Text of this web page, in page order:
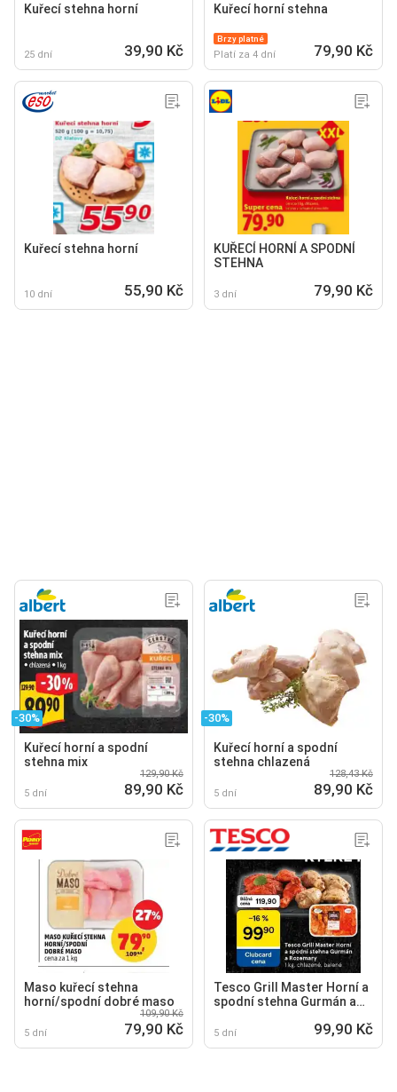
Kuřecí stehna horní
25 dní 39,90 Kč
Kuřecí horní stehna
Brzy platné
Platí za 4 dní 79,90 Kč
Kuřecí stehna horní
10 dní 55,90 Kč
KUŘECÍ HORNÍ A SPODNÍ
STEHNA
3 dní 79,90 Kč
-30%
Kuřecí horní a spodní
stehna mix
5 dní
129,90 Kč
89,90 Kč
-30%
Kuřecí horní a spodní
stehna chlazená
5 dní
128,43 Kč
89,90 Kč
Maso kuřecí stehna
horní/spodní dobré maso
5 dní
109,90 Kč
79,90 Kč
Tesco Grill Master Horní a
spodní stehna Gurmán a
5 dní 99,90 Kč